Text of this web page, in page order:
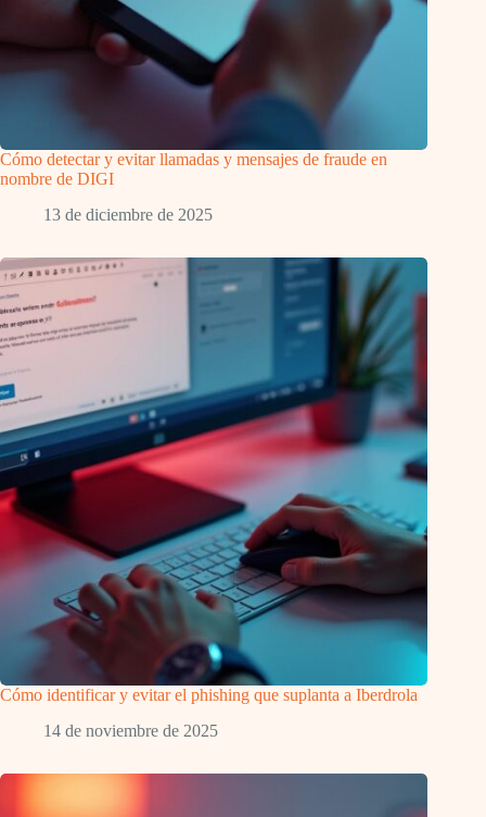
Cómo detectar y evitar llamadas y mensajes de fraude en
nombre de DIGI
13 de diciembre de 2025
Cómo identificar y evitar el phishing que suplanta a Iberdrola
14 de noviembre de 2025